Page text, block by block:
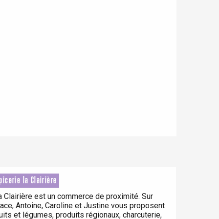
la Clairière
Clairière est un commerce de proximité. Sur
Antoine, Caroline et Justine vous proposent
et légumes, produits régionaux, charcuterie,